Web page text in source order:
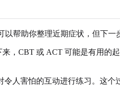
以帮助你整理近期症状，但下一
，CBT 或 ACT 可能是有用
人害怕的互动进行练习。这